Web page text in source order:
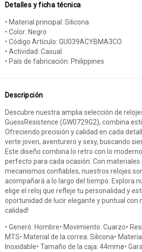
Detalles y ficha técnica
• Material principal: Silicona
• Color: Negro
• Código Artículo: GU039ACYBMA3CO
• Actividad: Casual
• País de fabricación: Philippines
Descripción
Descubre nuestra amplia selección de
GuessResistence (GW0729G2), combina
Ofreciendo precisión y calidad en cada
verte joven, aventurero y sexy, buscando
Este diseño combina lo retro con lo
perfecto para cada ocasión. Con materiales
mecanismos confiables, nuestros relojes
acompañará a lo largo del tiempo. Explora
elige el reloj que refleje tu personalidad y
oportunidad de lucir elegante y puntual con
calidad!
• Generó: Hombre• Movimiento: Cuarzo•
MTS• Material de la correa: Silicona•
Inoxidable• Tamaño de la caja: 44mmø•